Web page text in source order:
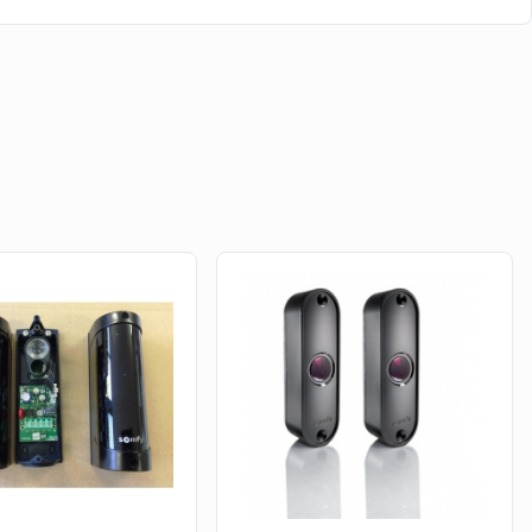
obsolètes avec le temps. C'est le cas d'une de
avec le système antérieur. En vous procurant
d'un nouveau modèle et en ajustant votre installation,
sur notre boutique en ligne, spécialisée dans la vente